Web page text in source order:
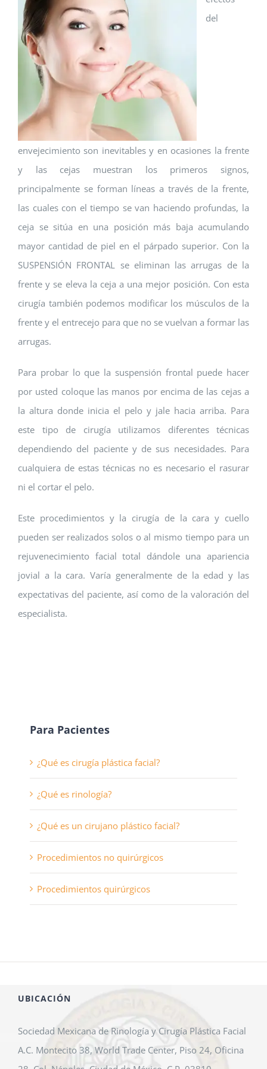
del
envejecimiento son inevitables y en ocasiones la frente
y las cejas muestran los primeros signos,
principalmente se forman líneas a través de la frente,
las cuales con el tiempo se van haciendo profundas, la
ceja se sitúa en una posición más baja acumulando
mayor cantidad de piel en el párpado superior. Con la
SUSPENSIÓN FRONTAL se eliminan las arrugas de la
frente y se eleva la ceja a una mejor posición. Con esta
cirugía también podemos modificar los músculos de la
frente y el entrecejo para que no se vuelvan a formar las
arrugas.
Para probar lo que la suspensión frontal puede hacer
por usted coloque las manos por encima de las cejas a
la altura donde inicia el pelo y jale hacia arriba. Para
este tipo de cirugía utilizamos diferentes técnicas
dependiendo del paciente y de sus necesidades. Para
cualquiera de estas técnicas no es necesario el rasurar
ni el cortar el pelo.
Este procedimientos y la cirugía de la cara y cuello
pueden ser realizados solos o al mismo tiempo para un
rejuvenecimiento facial total dándole una apariencia
jovial a la cara. Varía generalmente de la edad y las
expectativas del paciente, así como de la valoración del
especialista.
Para Pacientes
¿Qué es cirugía plástica facial?
¿Qué es rinología?
¿Qué es un cirujano plástico facial?
Procedimientos no quirúrgicos
Procedimientos quirúrgicos
UBICACIÓN
Sociedad Mexicana de Rinología y Cirugía Plástica Facial
A.C. Montecito 38, World Trade Center, Piso 24, Oficina